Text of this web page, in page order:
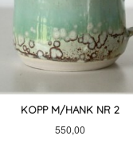
KOPP M/HANK NR 2
Pris
550,00